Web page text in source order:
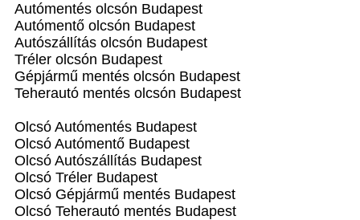
Autómentés olcsón Budapest
Autómentő olcsón Budapest
Autószállítás olcsón Budapest
Tréler olcsón Budapest
Gépjármű mentés olcsón Budapest
Teherautó mentés olcsón Budapest
Olcsó Autómentés Budapest
Olcsó Autómentő Budapest
Olcsó Autószállítás Budapest
Olcsó Tréler Budapest
Olcsó Gépjármű mentés Budapest
Olcsó Teherautó mentés Budapest